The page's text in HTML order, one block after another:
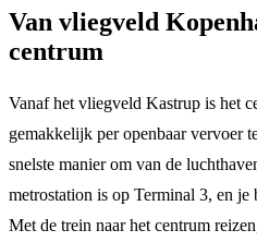
Van vliegveld
centrum
Vanaf het vliegveld Kastrup is het
gemakkelijk per openbaar vervoer
snelste manier om van de
metrostation is op Terminal 3, en je
Met de trein naar het centrum